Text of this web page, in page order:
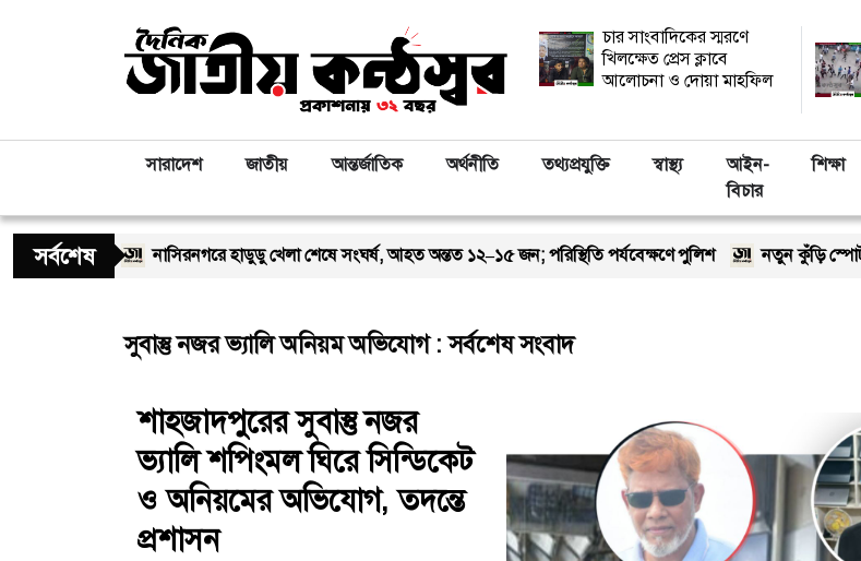
চার সাংবাদিকের স্মরণে
খিলক্ষেত প্রেস ক্লাবে
আলোচনা ও দোয়া মাহফিল
সারাদেশ জাতীয় আন্তর্জাতিক অর্থনীতি তথ্যপ্রযুক্তি স্বাস্থ্য
আইন-
বিচার
শিক্ষা
সর্বশেষ
মাহফিল নাসিরনগরে হাডুডু খেলা শেষে সংঘর্ষ, আহত অন্তত ১২–১৫ জন; পরিস্থিতি পর্যবেক্ষণে পুলিশ নতুন কুঁড়ি স্পোর্টস:
সুবাস্তু নজর ভ্যালি অনিয়ম অভিযোগ : সর্বশেষ সংবাদ
শাহজাদপুরের সুবাস্তু নজর
ভ্যালি শপিংমল ঘিরে সিন্ডিকেট
ও অনিয়মের অভিযোগ, তদন্তে
প্রশাসন